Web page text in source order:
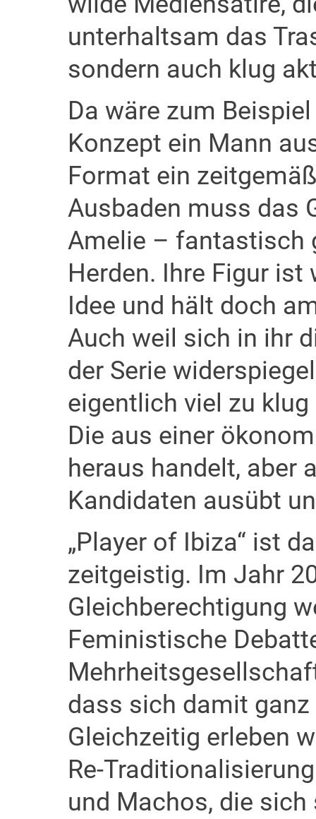
unterhaltsam das
sondern auch klug
Da wäre zum
Konzept ein Mann
Format ein
Ausbaden muss das
Amelie – fantastisch
Herden. Ihre Figur
Idee und hält doch
Auch weil sich in ihr
der Serie
eigentlich viel zu
Die aus einer
heraus handelt, aber
Kandidaten ausübt
„Player of Ibiza“ ist
zeitgeistig. Im Jahr
Gleichberechtigung
Feministische
dass sich damit
Gleichzeitig erleben
Re-
und Machos, die